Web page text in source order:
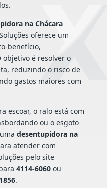
na Chácara
oferece um
benefício,
objetivo é resolver o
reduzindo o risco de
gastos maiores com
escoar, o ralo está com
ou o esgoto
desentupidora na
atender com
pelo site
4114-6060ou
.